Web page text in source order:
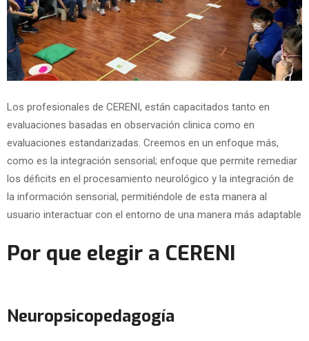
Los profesionales de CERENI, están capacitados tanto en
evaluaciones basadas en observación clinica como en
evaluaciones estandarizadas. Creemos en un enfoque más,
como es la integración sensorial; enfoque que permite remediar
los déficits en el procesamiento neurológico y la integración de
la información sensorial, permitiéndole de esta manera al
usuario interactuar con el entorno de una manera más adaptable
Por que elegir a CERENI
Neuropsicopedagogía